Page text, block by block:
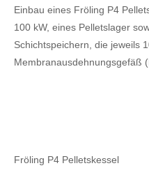
Einbau eines Fröling P4
100 kW, eines Pelletslager
Schichtspeichern, die jeweils
Membranausdehnungsgefäß
Fröling P4 Pelletskessel